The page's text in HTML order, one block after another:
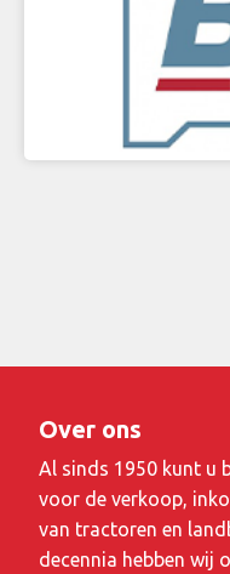
Over ons
Al sinds 1950 kunt u
voor de verkoop,
van tractoren en
decennia hebben wij